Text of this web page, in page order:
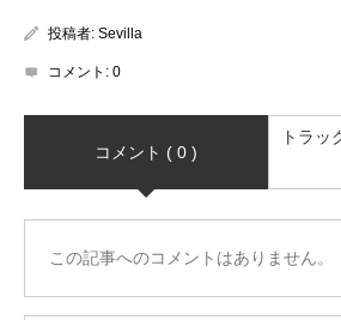
投稿者: Sevilla
コメント: 0
コメント ( 0 )
トラッ
この記事へのコメントはありません。